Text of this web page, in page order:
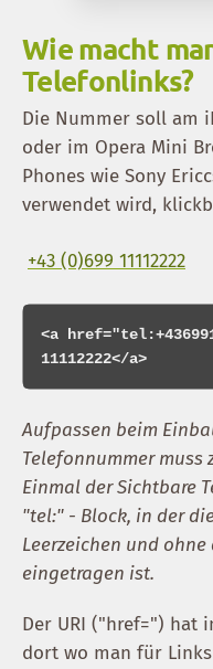
Wie macht
Telefonlinks?
Die Nummer soll am
oder im Opera Mini
Phones wie Sony
verwendet wird,
+43 (0)699 11112222
<a
Aufpassen beim
Telefonnummer muss
Einmal der Sichtbare
"tel:" - Block, in der
Leerzeichen und
eingetragen ist.
Der URI ("href=") hat
dort wo man für